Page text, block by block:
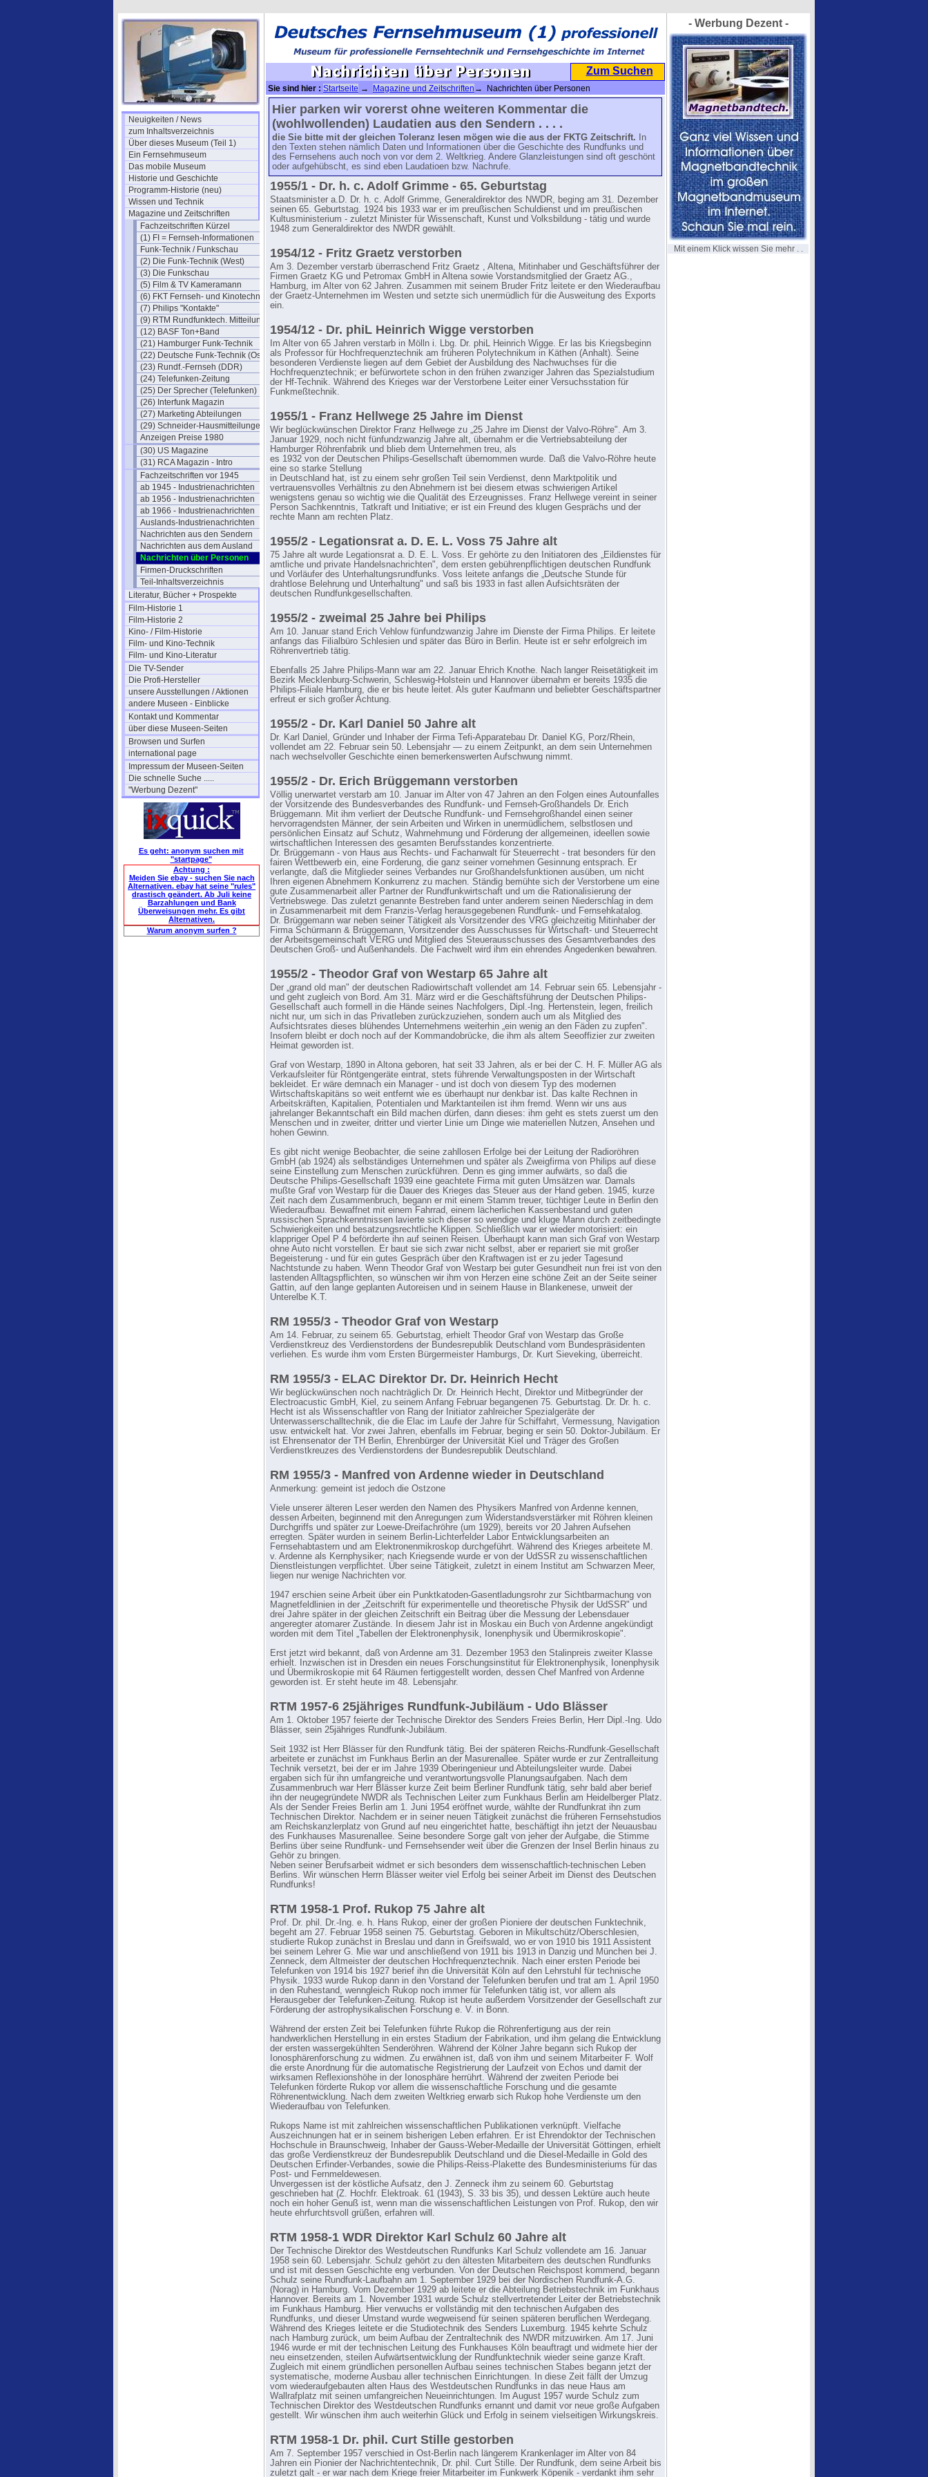
Neuigkeiten / News
zum Inhaltsverzeichnis
Über dieses Museum (Teil 1)
Ein Fernsehmuseum
Das mobile Museum
Historie und Geschichte
Programm-Historie (neu)
Wissen und Technik
Magazine und Zeitschriften
Fachzeitschriften Kürzel
(1) FI = Fernseh-Informationen
Funk-Technik / Funkschau
(2) Die Funk-Technik (West)
(3) Die Funkschau
(5) Film & TV Kameramann
(6) FKT Fernseh- und Kinotechnik
(7) Philips "Kontakte"
(9) RTM Rundfunktech. Mitteilungen
(12) BASF Ton+Band
(21) Hamburger Funk-Technik
(22) Deutsche Funk-Technik (Ost)
(23) Rundf.-Fernseh (DDR)
(24) Telefunken-Zeitung
(25) Der Sprecher (Telefunken)
(26) Interfunk Magazin
(27) Marketing Abteilungen
(29) Schneider-Hausmitteilungen
Anzeigen Preise 1980
(30) US Magazine
(31) RCA Magazin - Intro
Fachzeitschriften vor 1945
ab 1945 - Industrienachrichten
ab 1956 - Industrienachrichten
ab 1966 - Industrienachrichten
Auslands-Industrienachrichten
Nachrichten aus den Sendern
Nachrichten aus dem Ausland
Nachrichten über Personen
Firmen-Druckschriften
Teil-Inhaltsverzeichnis
Literatur, Bücher + Prospekte
Film-Historie 1
Film-Historie 2
Kino- / Film-Historie
Film- und Kino-Technik
Film- und Kino-Literatur
Die TV-Sender
Die Profi-Hersteller
unsere Ausstellungen / Aktionen
andere Museen - Einblicke
Kontakt und Kommentar
über diese Museen-Seiten
Browsen und Surfen
international page
Impressum der Museen-Seiten
Die schnelle Suche .....
"Werbung Dezent"
Es geht: anonym suchen mit
"startpage"
Achtung :
Meiden Sie ebay - suchen Sie nach
Alternativen. ebay hat seine "rules"
drastisch geändert. Ab Juli keine
Barzahlungen und Bank
Überweisungen mehr. Es gibt
Alternativen.
Warum anonym surfen ?
Zum Suchen
Sie sind hier : Startseite → Magazine und Zeitschriften → Nachrichten über Personen
Hier parken wir vorerst ohne weiteren Kommentar die
(wohlwollenden) Laudatien aus den Sendern . . . .
die Sie bitte mit der gleichen Toleranz lesen mögen wie die aus der FKTG Zeitschrift.
In
den Texten stehen nämlich Daten und Informationen über die Geschichte des Rundfunks und
des Fernsehens auch noch von vor dem 2. Weltkrieg. Andere Glanzleistungen sind oft geschönt
oder aufgehübscht, es sind eben Laudatioen bzw. Nachrufe.
1955/1 - Dr. h. c. Adolf Grimme - 65. Geburtstag
Staatsminister a.D. Dr. h. c. Adolf Grimme, Generaldirektor des NWDR, beging am 31. Dezember
seinen 65. Geburtstag. 1924 bis 1933 war er im preußischen Schuldienst und im preußischen
Kultusministerium - zuletzt Minister für Wissenschaft, Kunst und Volksbildung - tätig und wurde
1948 zum Generaldirektor des NWDR gewählt.
1954/12 - Fritz Graetz verstorben
Am 3. Dezember verstarb überraschend Fritz Graetz , Altena, Mitinhaber und Geschäftsführer der
Firmen Graetz KG und Petromax GmbH in Altena sowie Vorstandsmitglied der Graetz AG.,
Hamburg, im Alter von 62 Jahren. Zusammen mit seinem Bruder Fritz leitete er den Wiederaufbau
der Graetz-Unternehmen im Westen und setzte sich unermüdlich für die Ausweitung des Exports
ein.
1954/12 - Dr. phiL Heinrich Wigge verstorben
Im Alter von 65 Jahren verstarb in Mölln i. Lbg. Dr. phiL Heinrich Wigge. Er las bis Kriegsbeginn
als Professor für Hochfrequenztechnik am früheren Polytechnikum in Käthen (Anhalt). Seine
besonderen Verdienste liegen auf dem Gebiet der Ausbildung des Nachwuchses für die
Hochfrequenztechnik; er befürwortete schon in den frühen zwanziger Jahren das Spezialstudium
der Hf-Technik. Während des Krieges war der Verstorbene Leiter einer Versuchsstation für
Funkmeßtechnik.
1955/1 - Franz Hellwege 25 Jahre im Dienst
Wir beglückwünschen Direktor Franz Hellwege zu „25 Jahre im Dienst der Valvo-Röhre". Am 3.
Januar 1929, noch nicht fünfundzwanzig Jahre alt, übernahm er die Vertriebsabteilung der
Hamburger Röhrenfabrik und blieb dem Unternehmen treu, als
es 1932 von der Deutschen Philips-Gesellschaft übernommen wurde. Daß die Valvo-Röhre heute
eine so starke Stellung
in Deutschland hat, ist zu einem sehr großen Teil sein Verdienst, denn Marktpolitik und
vertrauensvolles Verhältnis zu den Abnehmern ist bei diesem etwas schwierigen Artikel
wenigstens genau so wichtig wie die Qualität des Erzeugnisses. Franz Hellwege vereint in seiner
Person Sachkenntnis, Tatkraft und Initiative; er ist ein Freund des klugen Gesprächs und der
rechte Mann am rechten Platz.
1955/2 - Legationsrat a. D. E. L. Voss 75 Jahre alt
75 Jahre alt wurde Legationsrat a. D. E. L. Voss. Er gehörte zu den Initiatoren des „Eildienstes für
amtliche und private Handelsnachrichten", dem ersten gebührenpflichtigen deutschen Rundfunk
und Vorläufer des Unterhaltungsrundfunks. Voss leitete anfangs die „Deutsche Stunde für
drahtlose Belehrung und Unterhaltung" und saß bis 1933 in fast allen Aufsichtsräten der
deutschen Rundfunkgesellschaften.
1955/2 - zweimal 25 Jahre bei Philips
Am 10. Januar stand Erich Vehlow fünfundzwanzig Jahre im Dienste der Firma Philips. Er leitete
anfangs das Filialbüro Schlesien und später das Büro in Berlin. Heute ist er sehr erfolgreich im
Röhrenvertrieb tätig.
Ebenfalls 25 Jahre Philips-Mann war am 22. Januar Ehrich Knothe. Nach langer Reisetätigkeit im
Bezirk Mecklenburg-Schwerin, Schleswig-Holstein und Hannover übernahm er bereits 1935 die
Philips-Filiale Hamburg, die er bis heute leitet. Als guter Kaufmann und beliebter Geschäftspartner
erfreut er sich großer Achtung.
1955/2 - Dr. Karl Daniel 50 Jahre alt
Dr. Karl Daniel, Gründer und Inhaber der Firma Tefi-Apparatebau Dr. Daniel KG, Porz/Rhein,
vollendet am 22. Februar sein 50. Lebensjahr — zu einem Zeitpunkt, an dem sein Unternehmen
nach wechselvoller Geschichte einen bemerkenswerten Aufschwung nimmt.
1955/2 - Dr. Erich Brüggemann verstorben
Völlig unerwartet verstarb am 10. Januar im Alter von 47 Jahren an den Folgen eines Autounfalles
der Vorsitzende des Bundesverbandes des Rundfunk- und Fernseh-Großhandels Dr. Erich
Brüggemann. Mit ihm verliert der Deutsche Rundfunk- und Fernsehgroßhandel einen seiner
hervorragendsten Männer, der sein Arbeiten und Wirken in unermüdlichem, selbstlosen und
persönlichen Einsatz auf Schutz, Wahrnehmung und Förderung der allgemeinen, ideellen sowie
wirtschaftlichen Interessen des gesamten Berufsstandes konzentrierte.
Dr. Brüggemann - von Haus aus Rechts- und Fachanwalt für Steuerrecht - trat besonders für den
fairen Wettbewerb ein, eine Forderung, die ganz seiner vornehmen Gesinnung entsprach. Er
verlangte, daß die Mitglieder seines Verbandes nur Großhandelsfunktionen ausüben, um nicht
Ihren eigenen Abnehmern Konkurrenz zu machen. Ständig bemühte sich der Verstorbene um eine
gute Zusammenarbeit aller Partner der Rundfunkwirtschaft und um die Rationalisierung der
Vertriebswege. Das zuletzt genannte Bestreben fand unter anderem seinen Niederschlag in dem
in Zusammenarbeit mit dem Franzis-Verlag herausgegebenen Rundfunk- und Fernsehkatalog.
Dr. Brüggemann war neben seiner Tätigkeit als Vorsitzender des VRG gleichzeitig Mitinhaber der
Firma Schürmann & Brüggemann, Vorsitzender des Ausschusses für Wirtschaft- und Steuerrecht
der Arbeitsgemeinschaft VERG und Mitglied des Steuerausschusses des Gesamtverbandes des
Deutschen Groß- und Außenhandels. Die Fachwelt wird ihm ein ehrendes Angedenken bewahren.
1955/2 - Theodor Graf von Westarp 65 Jahre alt
Der „grand old man" der deutschen Radiowirtschaft vollendet am 14. Februar sein 65. Lebensjahr -
und geht zugleich von Bord. Am 31. März wird er die Geschäftsführung der Deutschen Philips-
Gesellschaft auch formell in die Hände seines Nachfolgers, Dipl.-Ing. Hertenstein, legen, freilich
nicht nur, um sich in das Privatleben zurückzuziehen, sondern auch um als Mitglied des
Aufsichtsrates dieses blühendes Unternehmens weiterhin „ein wenig an den Fäden zu zupfen".
Insofern bleibt er doch noch auf der Kommandobrücke, die ihm als altem Seeoffizier zur zweiten
Heimat geworden ist.
Graf von Westarp, 1890 in Altona geboren, hat seit 33 Jahren, als er bei der C. H. F. Müller AG als
Verkaufsleiter für Röntgengeräte eintrat, stets führende Verwaltungsposten in der Wirtschaft
bekleidet. Er wäre demnach ein Manager - und ist doch von diesem Typ des modernen
Wirtschaftskapitäns so weit entfernt wie es überhaupt nur denkbar ist. Das kalte Rechnen in
Arbeitskräften, Kapitalien, Potentialen und Marktanteilen ist ihm fremd. Wenn wir uns aus
jahrelanger Bekanntschaft ein Bild machen dürfen, dann dieses: ihm geht es stets zuerst um den
Menschen und in zweiter, dritter und vierter Linie um Dinge wie materiellen Nutzen, Ansehen und
hohen Gewinn.
Es gibt nicht wenige Beobachter, die seine zahllosen Erfolge bei der Leitung der Radioröhren
GmbH (ab 1924) als selbständiges Unternehmen und später als Zweigfirma von Philips auf diese
seine Einstellung zum Menschen zurückführen. Denn es ging immer aufwärts, so daß die
Deutsche Philips-Gesellschaft 1939 eine geachtete Firma mit guten Umsätzen war. Damals
mußte Graf von Westarp für die Dauer des Krieges das Steuer aus der Hand geben. 1945, kurze
Zeit nach dem Zusammenbruch, begann er mit einem Stamm treuer, tüchtiger Leute in Berlin den
Wiederaufbau. Bewaffnet mit einem Fahrrad, einem lächerlichen Kassenbestand und guten
russischen Sprachkenntnissen lavierte sich dieser so wendige und kluge Mann durch zeitbedingte
Schwierigkeiten und besatzungsrechtliche Klippen. Schließlich war er wieder motorisiert: ein
klappriger Opel P 4 beförderte ihn auf seinen Reisen. Überhaupt kann man sich Graf von Westarp
ohne Auto nicht vorstellen. Er baut sie sich zwar nicht selbst, aber er repariert sie mit großer
Begeisterung - und für ein gutes Gespräch über den Kraftwagen ist er zu jeder Tagesund
Nachtstunde zu haben. Wenn Theodor Graf von Westarp bei guter Gesundheit nun frei ist von den
lastenden Alltagspflichten, so wünschen wir ihm von Herzen eine schöne Zeit an der Seite seiner
Gattin, auf den lange geplanten Autoreisen und in seinem Hause in Blankenese, unweit der
Unterelbe K.T.
RM 1955/3 - Theodor Graf von Westarp
Am 14. Februar, zu seinem 65. Geburtstag, erhielt Theodor Graf von Westarp das Große
Verdienstkreuz des Verdienstordens der Bundesrepublik Deutschland vom Bundespräsidenten
verliehen. Es wurde ihm vom Ersten Bürgermeister Hamburgs, Dr. Kurt Sieveking, überreicht.
RM 1955/3 - ELAC Direktor Dr. Dr. Heinrich Hecht
Wir beglückwünschen noch nachträglich Dr. Dr. Heinrich Hecht, Direktor und Mitbegründer der
Electroacustic GmbH, Kiel, zu seinem Anfang Februar begangenen 75. Geburtstag. Dr. Dr. h. c.
Hecht ist als Wissenschaftler von Rang der Initiator zahlreicher Spezialgeräte der
Unterwasserschalltechnik, die die Elac im Laufe der Jahre für Schiffahrt, Vermessung, Navigation
usw. entwickelt hat. Vor zwei Jahren, ebenfalls im Februar, beging er sein 50. Doktor-Jubiläum. Er
ist Ehrensenator der TH Berlin, Ehrenbürger der Universität Kiel und Träger des Großen
Verdienstkreuzes des Verdienstordens der Bundesrepublik Deutschland.
RM 1955/3 - Manfred von Ardenne wieder in Deutschland
Anmerkung: gemeint ist jedoch die Ostzone
Viele unserer älteren Leser werden den Namen des Physikers Manfred von Ardenne kennen,
dessen Arbeiten, beginnend mit den Anregungen zum Widerstandsverstärker mit Röhren kleinen
Durchgriffs und später zur Loewe-Dreifachröhre (um 1929), bereits vor 20 Jahren Aufsehen
erregten. Später wurden in seinem Berlin-Lichterfelder Labor Entwicklungsarbeiten an
Fernsehabtastern und am Elektronenmikroskop durchgeführt. Während des Krieges arbeitete M.
v. Ardenne als Kernphysiker; nach Kriegsende wurde er von der UdSSR zu wissenschaftlichen
Dienstleistungen verpflichtet. Über seine Tätigkeit, zuletzt in einem Institut am Schwarzen Meer,
liegen nur wenige Nachrichten vor.
1947 erschien seine Arbeit über ein Punktkatoden-Gasentladungsrohr zur Sichtbarmachung von
Magnetfeldlinien in der „Zeitschrift für experimentelle und theoretische Physik der UdSSR" und
drei Jahre später in der gleichen Zeitschrift ein Beitrag über die Messung der Lebensdauer
angeregter atomarer Zustände. In diesem Jahr ist in Moskau ein Buch von Ardenne angekündigt
worden mit dem Titel „Tabellen der Elektronenphysik, Ionenphysik und Übermikroskopie".
Erst jetzt wird bekannt, daß von Ardenne am 31. Dezember 1953 den Stalinpreis zweiter Klasse
erhielt. Inzwischen ist in Dresden ein neues Forschungsinstitut für Elektronenphysik, Ionenphysik
und Übermikroskopie mit 64 Räumen fertiggestellt worden, dessen Chef Manfred von Ardenne
geworden ist. Er steht heute im 48. Lebensjahr.
RTM 1957-6 25jähriges Rundfunk-Jubiläum - Udo Blässer
Am 1. Oktober 1957 feierte der Technische Direktor des Senders Freies Berlin, Herr Dipl.-Ing. Udo
Blässer, sein 25jähriges Rundfunk-Jubiläum.
Seit 1932 ist Herr Blässer für den Rundfunk tätig. Bei der späteren Reichs-Rundfunk-Gesellschaft
arbeitete er zunächst im Funkhaus Berlin an der Masurenallee. Später wurde er zur Zentralleitung
Technik versetzt, bei der er im Jahre 1939 Oberingenieur und Abteilungsleiter wurde. Dabei
ergaben sich für ihn umfangreiche und verantwortungsvolle Planungsaufgaben. Nach dem
Zusammenbruch war Herr Blässer kurze Zeit beim Berliner Rundfunk tätig, sehr bald aber berief
ihn der neugegründete NWDR als Technischen Leiter zum Funkhaus Berlin am Heidelberger Platz.
Als der Sender Freies Berlin am 1. Juni 1954 eröffnet wurde, wählte der Rundfunkrat ihn zum
Technischen Direktor. Nachdem er in seiner neuen Tätigkeit zunächst die früheren Fernsehstudios
am Reichskanzlerplatz von Grund auf neu eingerichtet hatte, beschäftigt ihn jetzt der Neuausbau
des Funkhauses Masurenallee. Seine besondere Sorge galt von jeher der Aufgabe, die Stimme
Berlins über seine Rundfunk- und Fernsehsender weit über die Grenzen der Insel Berlin hinaus zu
Gehör zu bringen.
Neben seiner Berufsarbeit widmet er sich besonders dem wissenschaftlich-technischen Leben
Berlins. Wir wünschen Herrn Blässer weiter viel Erfolg bei seiner Arbeit im Dienst des Deutschen
Rundfunks!
RTM 1958-1 Prof. Rukop 75 Jahre alt
Prof. Dr. phil. Dr.-Ing. e. h. Hans Rukop, einer der großen Pioniere der deutschen Funktechnik,
begeht am 27. Februar 1958 seinen 75. Geburtstag. Geboren in Mikultschütz/Oberschlesien,
studierte Rukop zunächst in Breslau und dann in Greifswald, wo er von 1910 bis 1911 Assistent
bei seinem Lehrer G. Mie war und anschließend von 1911 bis 1913 in Danzig und München bei J.
Zenneck, dem Altmeister der deutschen Hochfrequenztechnik. Nach einer ersten Periode bei
Telefunken von 1914 bis 1927 berief ihn die Universität Köln auf den Lehrstuhl für technische
Physik. 1933 wurde Rukop dann in den Vorstand der Telefunken berufen und trat am 1. April 1950
in den Ruhestand, wenngleich Rukop noch immer für Telefunken tätig ist, vor allem als
Herausgeber der Telefunken-Zeitung. Rukop ist heute außerdem Vorsitzender der Gesellschaft zur
Förderung der astrophysikalischen Forschung e. V. in Bonn.
Während der ersten Zeit bei Telefunken führte Rukop die Röhrenfertigung aus der rein
handwerklichen Herstellung in ein erstes Stadium der Fabrikation, und ihm gelang die Entwicklung
der ersten wassergekühlten Senderöhren. Während der Kölner Jahre begann sich Rukop der
Ionosphärenforschung zu widmen. Zu erwähnen ist, daß von ihm und seinem Mitarbeiter F. Wolf
die erste Anordnung für die automatische Registrierung der Laufzeit von Echos und damit der
wirksamen Reflexionshöhe in der Ionosphäre herrührt. Während der zweiten Periode bei
Telefunken förderte Rukop vor allem die wissenschaftliche Forschung und die gesamte
Röhrenentwicklung. Nach dem zweiten Weltkrieg erwarb sich Rukop hohe Verdienste um den
Wiederaufbau von Telefunken.
Rukops Name ist mit zahlreichen wissenschaftlichen Publikationen verknüpft. Vielfache
Auszeichnungen hat er in seinem bisherigen Leben erfahren. Er ist Ehrendoktor der Technischen
Hochschule in Braunschweig, Inhaber der Gauss-Weber-Medaille der Universität Göttingen, erhielt
das große Verdienstkreuz der Bundesrepublik Deutschland und die Diesel-Medaille in Gold des
Deutschen Erfinder-Verbandes, sowie die Philips-Reiss-Plakette des Bundesministeriums für das
Post- und Fernmeldewesen.
Unvergessen ist der köstliche Aufsatz, den J. Zenneck ihm zu seinem 60. Geburtstag
geschrieben hat (Z. Hochfr. Elektroak. 61 (1943), S. 33 bis 35), und dessen Lektüre auch heute
noch ein hoher Genuß ist, wenn man die wissenschaftlichen Leistungen von Prof. Rukop, den wir
heute ehrfurchtsvoll grüßen, erfahren will.
RTM 1958-1 WDR Direktor Karl Schulz 60 Jahre alt
Der Technische Direktor des Westdeutschen Rundfunks Karl Schulz vollendete am 16. Januar
1958 sein 60. Lebensjahr. Schulz gehört zu den ältesten Mitarbeitern des deutschen Rundfunks
und ist mit dessen Geschichte eng verbunden. Von der Deutschen Reichspost kommend, begann
Schulz seine Rundfunk-Laufbahn am 1. September 1929 bei der Nordischen Rundfunk-A.G.
(Norag) in Hamburg. Vom Dezember 1929 ab leitete er die Abteilung Betriebstechnik im Funkhaus
Hannover. Bereits am 1. November 1931 wurde Schulz stellvertretender Leiter der Betriebstechnik
im Funkhaus Hamburg. Hier verwuchs er vollständig mit den technischen Aufgaben des
Rundfunks, und dieser Umstand wurde wegweisend für seinen späteren beruflichen Werdegang.
Während des Krieges leitete er die Studiotechnik des Senders Luxemburg. 1945 kehrte Schulz
nach Hamburg zurück, um beim Aufbau der Zentraltechnik des NWDR mitzuwirken. Am 17. Juni
1946 wurde er mit der technischen Leitung des Funkhauses Köln beauftragt und widmete hier der
neu einsetzenden, steilen Aufwärtsentwicklung der Rundfunktechnik wieder seine ganze Kraft.
Zugleich mit einem gründlichen personellen Aufbau seines technischen Stabes begann jetzt der
systematische, moderne Ausbau aller technischen Einrichtungen. In diese Zeit fällt der Umzug
vom wiederaufgebauten alten Haus des Westdeutschen Rundfunks in das neue Haus am
Wallrafplatz mit seinen umfangreichen Neueinrichtungen. Im August 1957 wurde Schulz zum
Technischen Direktor des Westdeutschen Rundfunks ernannt und damit vor neue große Aufgaben
gestellt. Wir wünschen ihm auch weiterhin Glück und Erfolg in seinem vielseitigen Wirkungskreis.
RTM 1958-1 Dr. phil. Curt Stille gestorben
Am 7. September 1957 verschied in Ost-Berlin nach längerem Krankenlager im Alter von 84
Jahren ein Pionier der Nachrichtentechnik, Dr. phil. Curt Stille. Der Rundfunk, dem seine Arbeit bis
zuletzt galt - er war nach dem Kriege freier Mitarbeiter im Funkwerk Köpenik - verdankt ihm sehr
- Werbung Dezent -
Mit einem Klick wissen Sie mehr . .